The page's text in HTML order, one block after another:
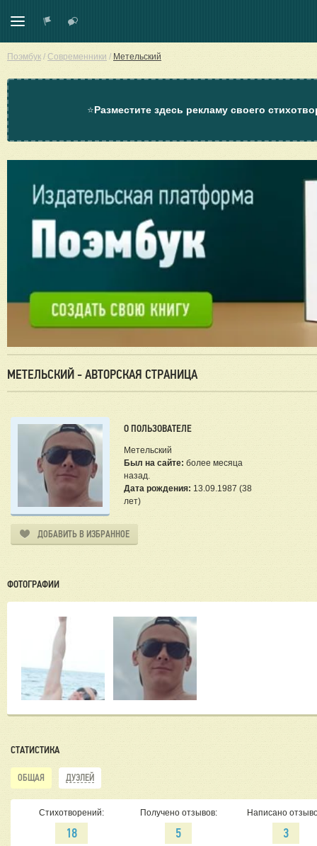
Поэмбук / Современники / Метельский
⭐Разместите здесь рекламу своего
МЕТЕЛЬСКИЙ - АВТОРСКАЯ СТРАНИЦА
О ПОЛЬЗОВАТЕЛЕ
Метельский
Был на сайте: более месяца
назад.
Дата рождения: 13.09.1987 (38
лет)
ДОБАВИТЬ В ИЗБРАННОЕ
ФОТОГРАФИИ
СТАТИСТИКА
ОБЩАЯ ДУЭЛЕЙ
Стихотворений:
18
Получено отзывов:
5
Написано
3